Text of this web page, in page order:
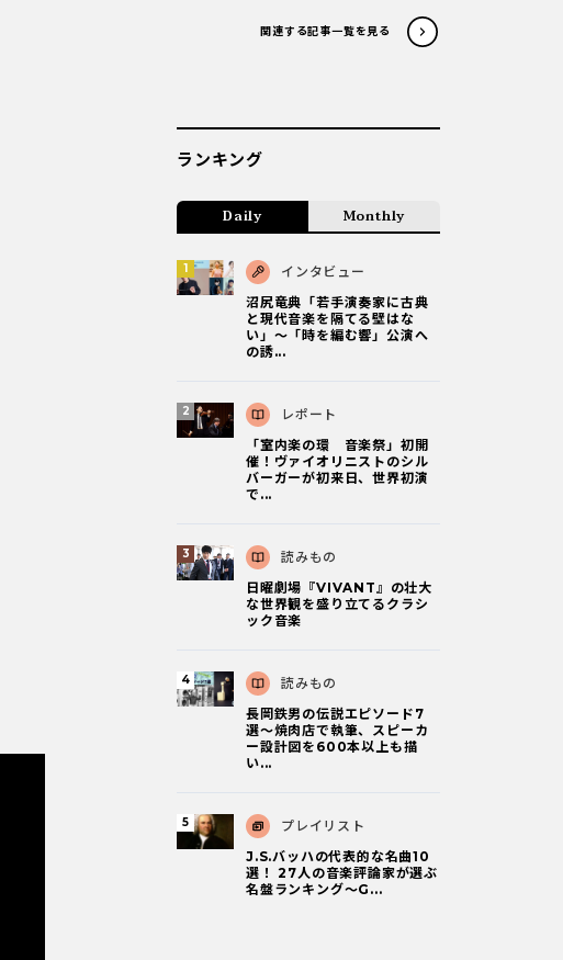
関連する記事一覧を見る
ランキング
Daily Monthly
インタビュー
沼尻竜典「若手演奏家に古典
と現代音楽を隔てる壁はな
い」～「時を編む響」公演へ
の誘...
レポート
「室内楽の環 音楽祭」初開
催！ヴァイオリニストのシル
バーガーが初来日、世界初演
で...
読みもの
日曜劇場『VIVANT』の壮大
な世界観を盛り立てるクラシ
ック音楽
読みもの
長岡鉄男の伝説エピソード7
選〜焼肉店で執筆、スピーカ
ー設計図を600本以上も描
い...
プレイリスト
J.S.バッハの代表的な名曲10
選！ 27人の音楽評論家が選ぶ
名盤ランキング〜G...